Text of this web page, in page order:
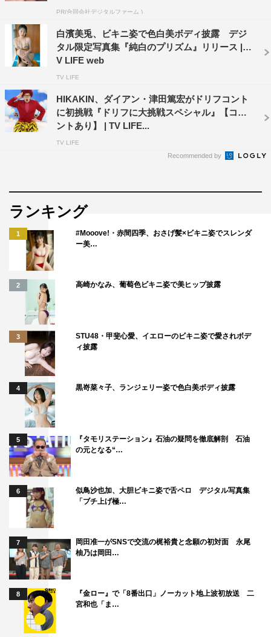
PR(合同会社デジタルファーム )
白濱美兎、ビキニ姿で色白美ボディ披露 デジ
タル限定写真集『純白のプリズム』リリース | T
V LIFE web
TV LIFE
HIKAKIN、ダイアン・津田篤宏がドリフコント
に初挑戦『ドリフに大挑戦スペシャル』【コメ
ントあり】 | TV LIFE...
TV LIFE
Recommended by
ランキング
1
#Mooove!・赤間四季、おさげ髪×ビキニ姿でスレンダ
ー美…
2 高崎かなみ、葡萄色ビキニ姿で美ヒップ披露
3
STU48・甲斐心愛、イエローのビキニ姿で愛されボデ
ィ披露
4 黒嵜菜々子、ランジェリー姿で色白美ボディ披露
5
『タモリステーション』石油の疑問を徹底解剖 石油
の元となる“…
6
似鳥沙也加、大胆ビキニ姿で舌ペロ デジタル写真集
「ブチ上げ極…
7
岡田准一がSNSで交流の梶裕貴と念願の初対面 永尾
柚乃は岡田…
8
『金ロー』で「8番出口」ノーカット地上波初放送 二
宮和也「ま…